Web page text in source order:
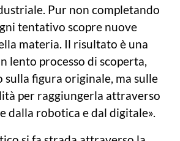
Pur non completando
tentativo scopre nuove
materia. Il risultato è una
lento processo di scoperta,
sulla figura originale, ma sulle
per raggiungerla attraverso
dalla robotica e dal digitale».